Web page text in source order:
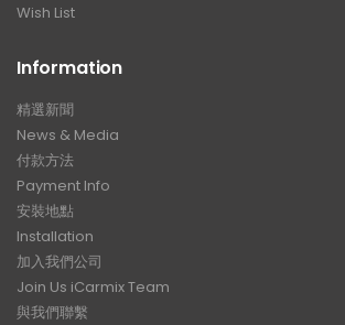
Wish List
Information
精選新聞
News & Media
付款方法
Payment Info
安裝地點
Installation
加入我們公司
Join Us iCarmix Team
與我們聯繫